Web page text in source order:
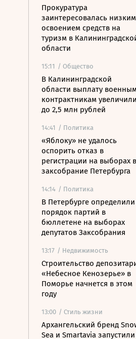
Прокуратура
заинтересовалась низким
освоением средств на
туризм в
области
15:11 / Общество
В Калининградской
области выплату
контрактникам увеличили
до 2,5 млн рублей
14:41 / Политика
«Яблоку» не удалось
оспорить отказ в
регистрации на выборах в
заксобрание Петербурга
14:14 / Политика
В Петербурге определили
порядок партий в
бюллетене на выборах
депутатов Заксобрания
13:17 / Недвижимость
Строительство
«Небесное Кенозерье» в
Поморье начнется в этом
году
13:00 / Стиль жизни
Архангельский бренд
Sea и Smartavia запустили